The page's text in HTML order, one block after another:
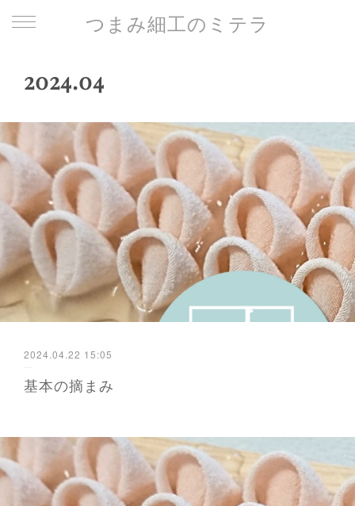
つまみ細工のミテラ
2024.04
2024.04.22 15:05
基本の摘まみ